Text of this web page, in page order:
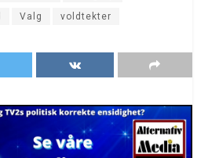
Valg voldtekter